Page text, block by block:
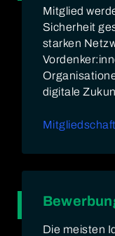
Mitglied
Sicherheit
starken
digitale
Die meisten